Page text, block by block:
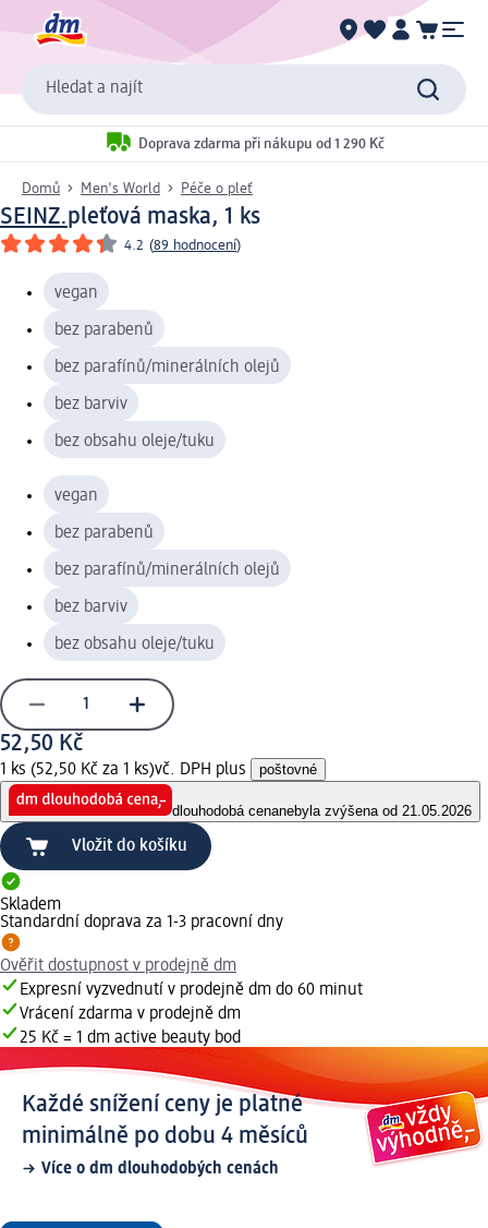
Hledat a najít
Doprava zdarma při nákupu od 1 290 Kč
Domů Men's World Péče o pleť
SEINZ.pleťová maska, 1 ks
4.2 (89 hodnocení)
vegan
bez parabenů
bez parafínů/minerálních olejů
bez barviv
bez obsahu oleje/tuku
vegan
bez parabenů
bez parafínů/minerálních olejů
bez barviv
bez obsahu oleje/tuku
52,50 Kč
1 ks (52,50 Kč za 1 ks)vč. DPH plus poštovné
dlouhodobá cenanebyla zvýšena od 21.05.2026
Vložit do košíku
Skladem
Standardní doprava za 1-3 pracovní dny
Ověřit dostupnost v prodejně dm
Expresní vyzvednutí v prodejně dm do 60 minut
Vrácení zdarma v prodejně dm
25 Kč = 1 dm active beauty bod
Každé snížení ceny je platné
minimálně po dobu 4 měsíců
Více o dm dlouhodobých cenách